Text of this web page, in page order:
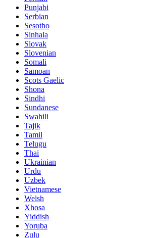
Punjabi
Serbian
Sesotho
Sinhala
Slovak
Slovenian
Somali
Samoan
Scots Gaelic
Shona
Sindhi
Sundanese
Swahili
Tajik
Tamil
Telugu
Thai
Ukrainian
Urdu
Uzbek
Vietnamese
Welsh
Xhosa
Yiddish
Yoruba
Zulu